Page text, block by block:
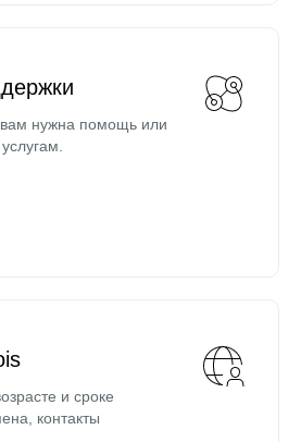
нужна помощь или
и сроке
контакты